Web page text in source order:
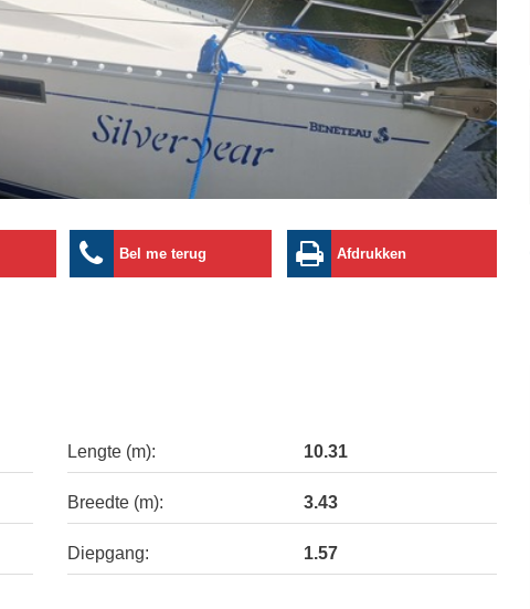
Bel me terug Afdrukken
Lengte (m): 10.31
Breedte (m): 3.43
Diepgang: 1.57